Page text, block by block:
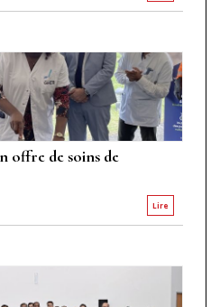
offre de soins de
Lire